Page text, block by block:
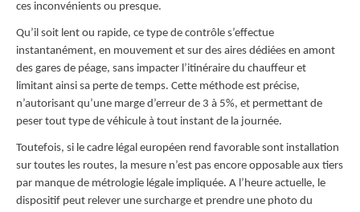
ces inconvénients ou presque.
Qu’il soit lent ou rapide, ce type de contrôle s’effectue
instantanément, en mouvement et sur des aires dédiées en amont
des gares de péage, sans impacter l’itinéraire du chauffeur et
limitant ainsi sa perte de temps. Cette méthode est précise,
n’autorisant qu’une marge d’erreur de 3 à 5%, et permettant de
peser tout type de véhicule à tout instant de la journée.
Toutefois, si le cadre légal européen rend favorable sont installation
sur toutes les routes, la mesure n’est pas encore opposable aux tiers
par manque de métrologie légale impliquée. A l’heure actuelle, le
dispositif peut relever une surcharge et prendre une photo du